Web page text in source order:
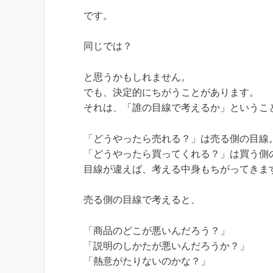
です。
同じでは？
と思うかもしれません。
でも、決定的にちがうことがあります。
それは、「誰の目線で考えるか」というこ
「どうやったら売れる？」は売る側の目線。
「どうやったら買ってくれる？」は買う側
目線が違えば、考える中身もちがってきま
売る側の目線で考えると、
「商品のどこが悪いんだろう？」
「説明のしかたが悪いんだろうか？」
「熱意がたりないのかな？」